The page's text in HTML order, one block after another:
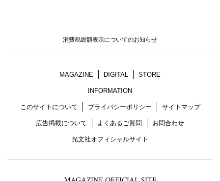
消費税総額表示についてのお知らせ
MAGAZINE DIGITAL STORE
INFORMATION
このサイトについて プライバシーポリシー サイトマップ
広告掲載について よくあるご質問 お問合わせ
光文社オフィシャルサイト